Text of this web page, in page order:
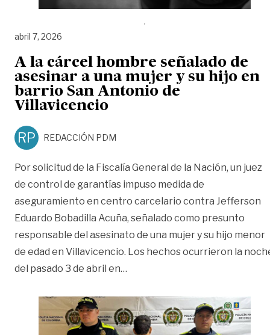
abril 7, 2026
A la cárcel hombre señalado de
asesinar a una mujer y su hijo en
barrio San Antonio de
Villavicencio
RP REDACCIÓN PDM
Por solicitud de la Fiscalía General de la Nación, un juez
de control de garantías impuso medida de
aseguramiento en centro carcelario contra Jefferson
Eduardo Bobadilla Acuña, señalado como presunto
responsable del asesinato de una mujer y su hijo menor
de edad en Villavicencio. Los hechos ocurrieron la
del pasado 3 de abril en…